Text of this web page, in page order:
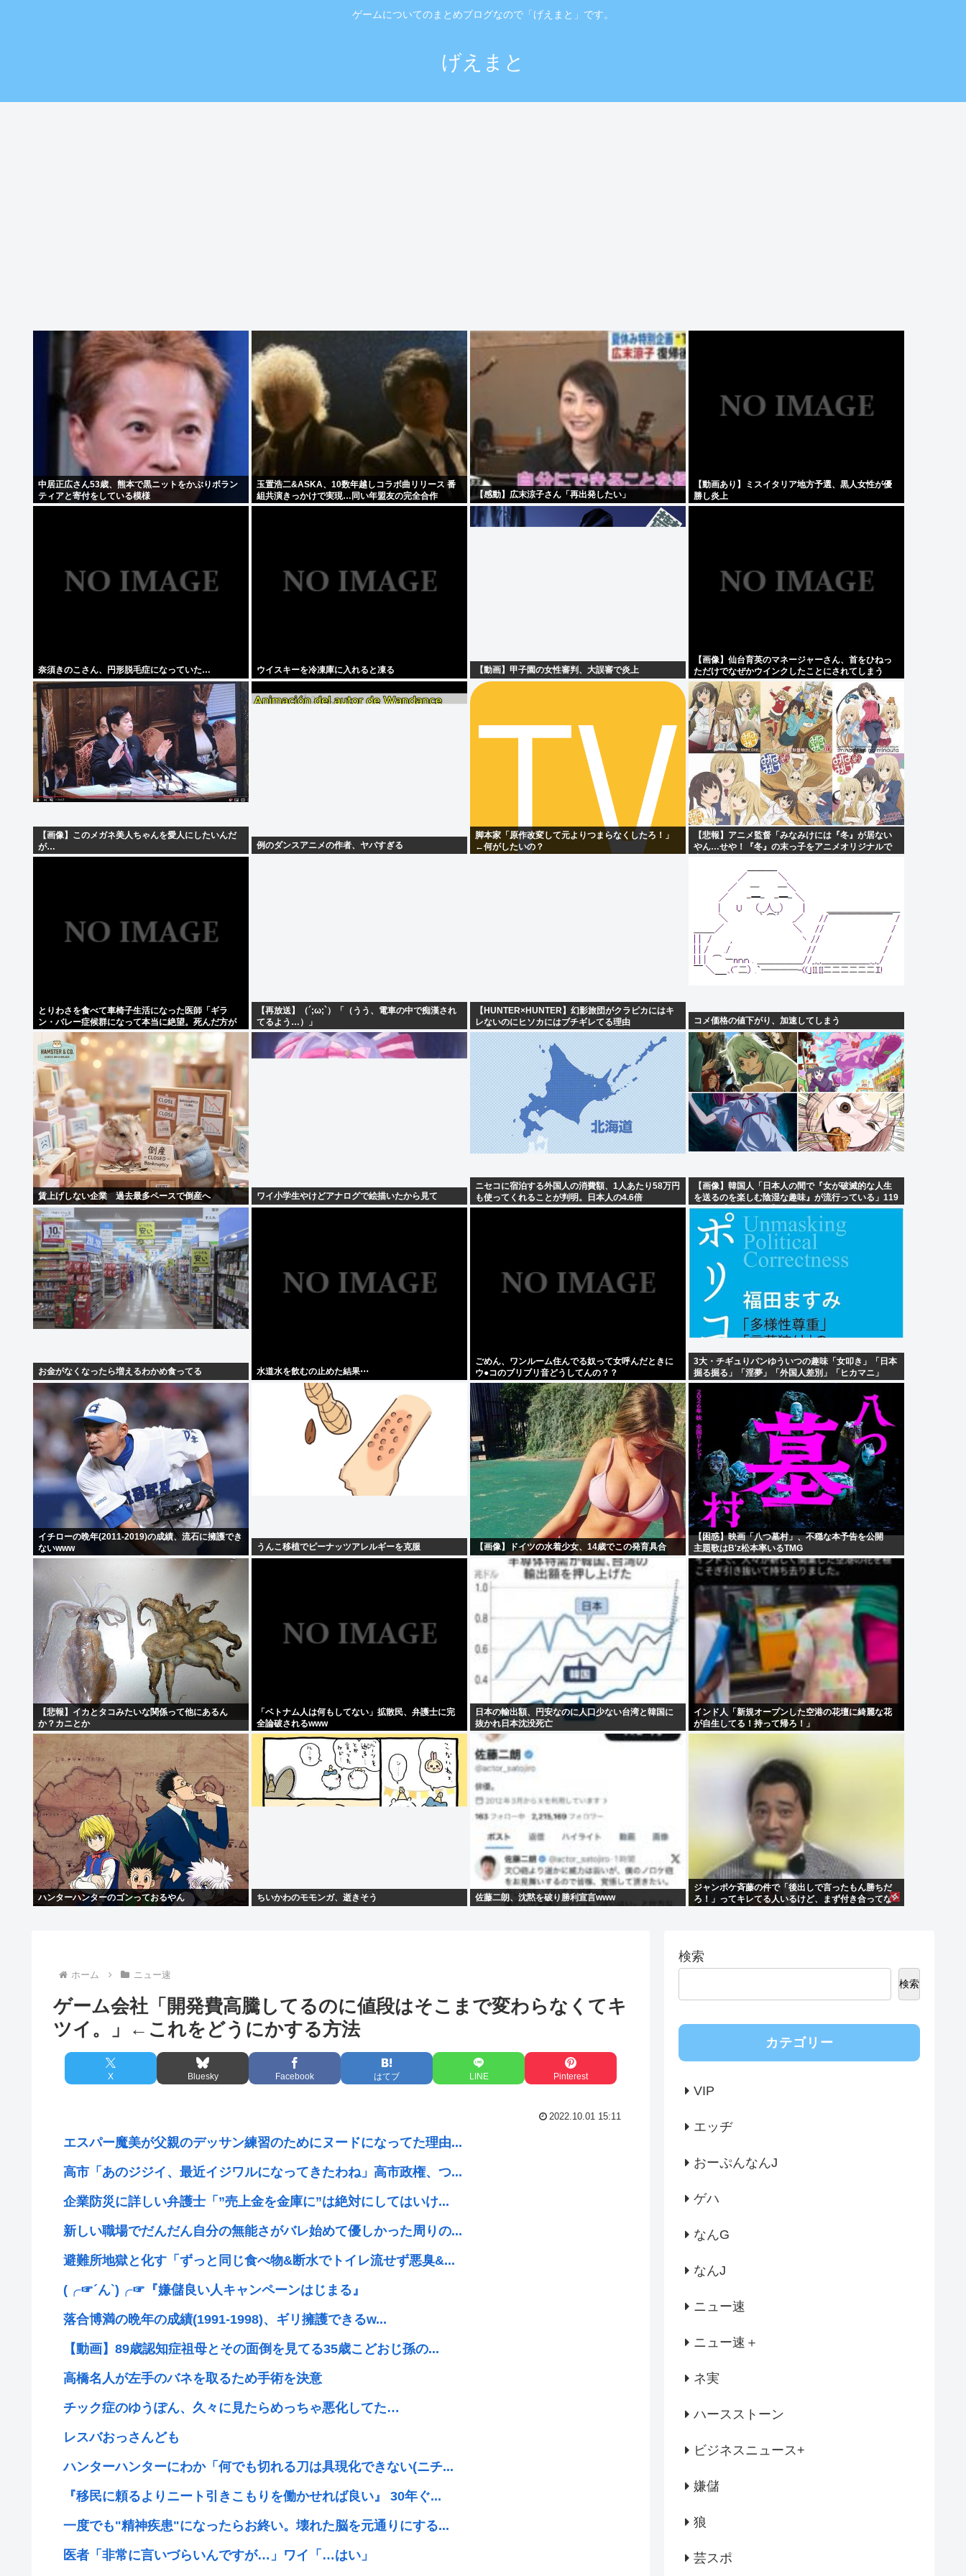
ゲームについてのまとめブログなので「げえまと」です。
げえまと
中居正広さん53歳、熊本で黒ニットをかぶりボラン
ティアと寄付をしている模様
玉置浩二&ASKA、10数年越しコラボ曲リリース 番
組共演きっかけで実現…同い年盟友の完全合作
【感動】広末涼子さん「再出発したい」
【動画あり】ミスイタリア地方予選、黒人女性が優
勝し炎上
奈須きのこさん、円形脱毛症になっていた… ウイスキーを冷凍庫に入れると凍る 【動画】甲子園の女性審判、大誤審で炎上
【画像】仙台育英のマネージャーさん、首をひねっ
ただけでなぜかウインクしたことにされてしまう
www
【画像】このメガネ美人ちゃんを愛人にしたいんだ
が…
例のダンスアニメの作者、ヤバすぎる
脚本家「原作改変して元よりつまらなくしたろ！」
←何がしたいの？
【悲報】アニメ監督「みなみけには『冬』が居ない
やん…せや！『冬』の末っ子をアニメオリジナルで
とりわさを食べて車椅子生活になった医師「ギラ
ン・バレー症候群になって本当に絶望。死んだ方が
良かったと思った」
【再放送】（´;ω;`）「（うう、電車の中で痴漢され
てるよう…）」
【HUNTER×HUNTER】幻影旅団がクラピカにはキ
レないのにヒソカにはブチギレてる理由
コメ価格の値下がり、加速してしまう
賃上げしない企業 過去最多ペースで倒産へ ワイ小学生やけどアナログで絵描いたから見て
ニセコに宿泊する外国人の消費額、1人あたり58万円
も使ってくれることが判明。日本人の4.6倍
【画像】韓国人「日本人の間で『女が破滅的な人生
を送るのを楽しむ陰湿な趣味』が流行っている」119
万バズ【HotTweets】
お金がなくなったら増えるわかめ食ってる 水道水を飲むの止めた結果⋯
ごめん、ワンルーム住んでる奴って女呼んだときに
ウ●コのブリブリ音どうしてんの？？
3大・チギュりパンゆういつの趣味「女叩き」「日本
掘る掘る」「淫夢」「外国人差別」「ヒカマニ」
イチローの晩年(2011-2019)の成績、流石に擁護でき
ないwww
うんこ移植でピーナッツアレルギーを克服 【画像】ドイツの水着少女、14歳でこの発育具合
【困惑】映画「八つ墓村」、不穏な本予告を公開
主題歌はB'z松本率いるTMG
【悲報】イカとタコみたいな関係って他にあるん
か？カニとか
「ベトナム人は何もしてない」拡散民、弁護士に完
全論破されるwww
日本の輸出額、円安なのに人口少ない台湾と韓国に
抜かれ日本沈没死亡
インド人「新規オープンした空港の花壇に綺麗な花
が自生してる！持って帰ろ！」
ハンターハンターのゴンっておるやん ちいかわのモモンガ、逝きそう 佐藤二朗、沈黙を破り勝利宣言www
ジャンポケ斉藤の件で「後出しで言ったもん勝ちだ
ろ！」ってキレてる人いるけど、まず付き合ってな
ホーム ニュー速
ゲーム会社「開発費高騰してるのに値段はそこまで変わらなくてキ
ツイ。」←これをどうにかする方法
X Bluesky Facebook はてブ LINE Pinterest
2022.10.01 15:11
エスパー魔美が父親のデッサン練習のためにヌードになってた理由...
高市「あのジジイ、最近イジワルになってきたわね」高市政権、つ...
企業防災に詳しい弁護士「”売上金を金庫に”は絶対にしてはいけ...
新しい職場でだんだん自分の無能さがバレ始めて優しかった周りの...
避難所地獄と化す「ずっと同じ食べ物&断水でトイレ流せず悪臭&...
(╭☞´ん`)╭☞『嫌儲良い人キャンペーンはじまる』
落合博満の晩年の成績(1991-1998)、ギリ擁護できるw...
【動画】89歳認知症祖母とその面倒を見てる35歳こどおじ孫の...
高橋名人が左手のバネを取るため手術を決意
チック症のゆうぽん、久々に見たらめっちゃ悪化してた…
レスバおっさんども
ハンターハンターにわか「何でも切れる刀は具現化できない(ニチ...
『移民に頼るよりニート引きこもりを働かせれば良い』 30年ぐ...
一度でも"精神疾患"になったらお終い。壊れた脳を元通りにする...
医者「非常に言いづらいんですが…」ワイ「…はい」
検索
検索
カテゴリー
VIP
エッヂ
おーぷんなんJ
ゲハ
なんG
なんJ
ニュー速
ニュー速＋
ネ実
ハースストーン
ビジネスニュース+
嫌儲
狼
芸スポ